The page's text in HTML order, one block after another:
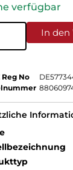
verfügbar
In den
Reg No